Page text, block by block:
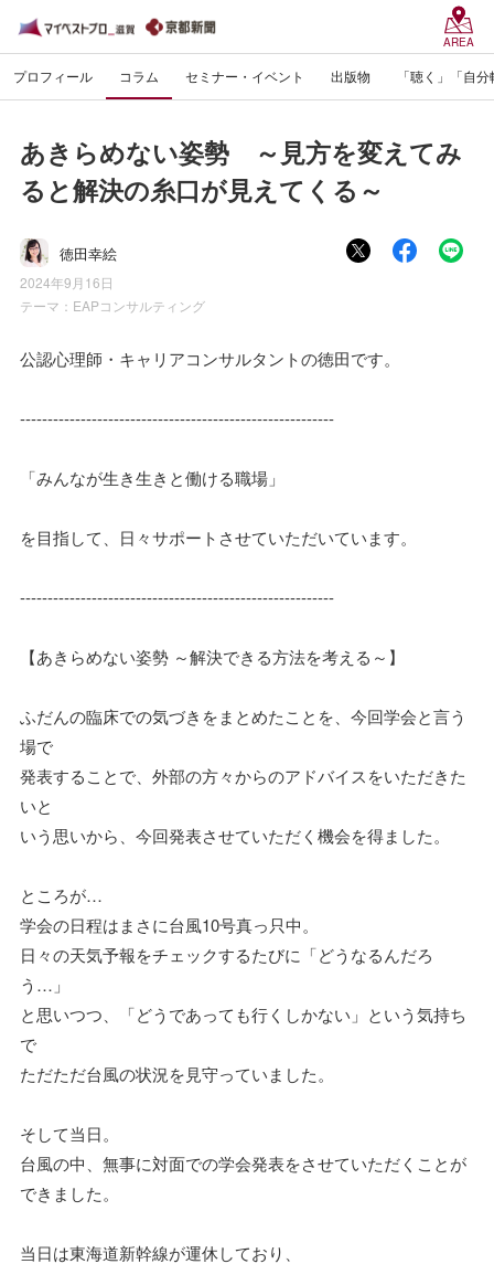
AREA
プロフィール コラム セミナー・イベント 出版物 「聴く」「自
あきらめない姿勢 ～見方を変えてみ
ると解決の糸口が見えてくる～
徳田幸絵
2024年9月16日
テーマ： EAPコンサルティング
公認心理師・キャリアコンサルタントの徳田です。
---------------------------------------------------------
「みんなが生き生きと働ける職場」
を目指して、日々サポートさせていただいています。
---------------------------------------------------------
【あきらめない姿勢 ～解決できる方法を考える～】
ふだんの臨床での気づきをまとめたことを、今回学会と言う
場で
発表することで、外部の方々からのアドバイスをいただきた
いと
いう思いから、今回発表させていただく機会を得ました。
ところが…
学会の日程はまさに台風10号真っ只中。
日々の天気予報をチェックするたびに「どうなるんだろ
う…」
と思いつつ、「どうであっても行くしかない」という気持ち
で
ただただ台風の状況を見守っていました。
そして当日。
台風の中、無事に対面での学会発表をさせていただくことが
できました。
当日は東海道新幹線が運休しており、